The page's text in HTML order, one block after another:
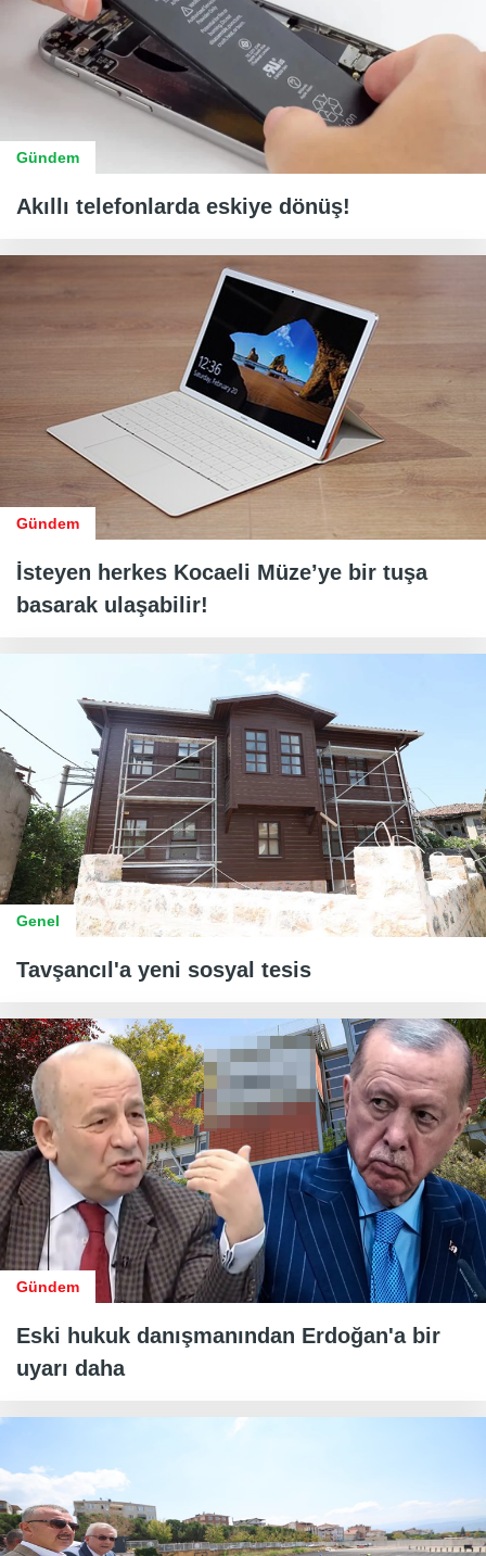
Gündem
Akıllı telefonlarda eskiye dönüş!
Gündem
İsteyen herkes Kocaeli Müze’ye bir tuşa
basarak ulaşabilir!
Genel
Tavşancıl'a yeni sosyal tesis
Gündem
Eski hukuk danışmanından Erdoğan'a bir
uyarı daha